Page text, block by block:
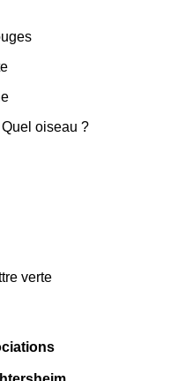
oiseau ?
verte